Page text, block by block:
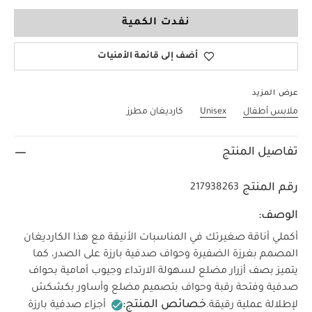
نفدت الكمية
أضف إلى قائمة الأمنيات
عرض المزيد
ملابس أطفال Unisex كارديغان مطرز
تفاصيل المنتج
رقم المنتج 217938263
الوصف:
أكملي أناقة صغيرتك في المناسبات الأنيقة مع هذا الكارديغان
المصمم بغرزة الضفيرة وحواف صدفية بارزة على الصدر، كما
يتميز بصف أزرار مضلع لسهولة الارتداء وجيوب أمامية بحواف
صدفية وفتحة رقبة وحواف بتصميم مضلع وأساور بكشكش
لإطلالة عملية رقيقة.خصائص المنتج:
أجزاء صدفية بارزة